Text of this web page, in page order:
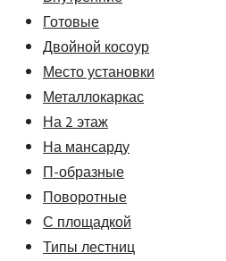
Готовые
Двойной косоур
Место установки
Металлокаркас
На 2 этаж
На мансарду
П-образные
Поворотные
С площадкой
Типы лестниц